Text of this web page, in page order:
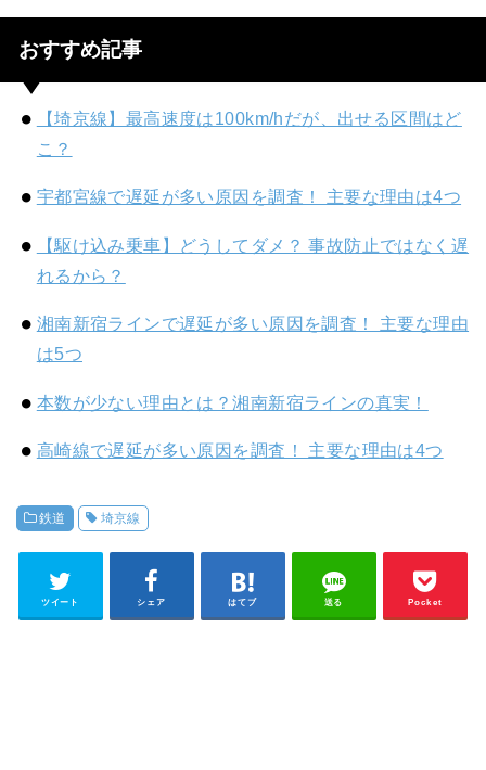
おすすめ記事
【埼京線】最高速度は100km/hだが、出せる区間はど
こ？
宇都宮線で遅延が多い原因を調査！ 主要な理由は4つ
【駆け込み乗車】どうしてダメ？ 事故防止ではなく遅
れるから？
湘南新宿ラインで遅延が多い原因を調査！ 主要な理由
は5つ
本数が少ない理由とは？湘南新宿ラインの真実！
高崎線で遅延が多い原因を調査！ 主要な理由は4つ
鉄道 埼京線
ツイート シェア はてブ 送る Pocket